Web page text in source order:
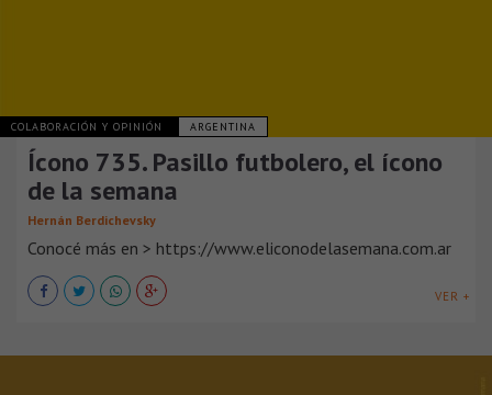
COLABORACIÓN Y OPINIÓN ARGENTINA
Ícono 735. Pasillo futbolero, el ícono
de la semana
Hernán Berdichevsky
Conocé más en > https://www.eliconodelasemana.com.ar
VER +